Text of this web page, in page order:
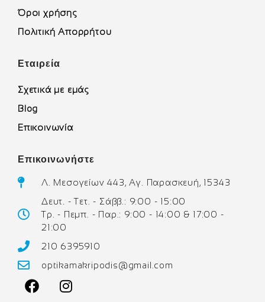
Όροι χρήσης
Πολιτική Απορρήτου
Εταιρεία
Σχετικά με εμάς
Blog
Επικοινωνία
Επικοινωνήστε
Λ. Μεσογείων 443, Αγ. Παρασκευή, 15343
Δευτ. - Τετ. - Σάββ.: 9:00 - 15:00
Τρ. - Πεμπ. - Παρ.: 9:00 - 14:00 & 17:00 -
21:00
210 6395910
optikamakripodis@gmail.com